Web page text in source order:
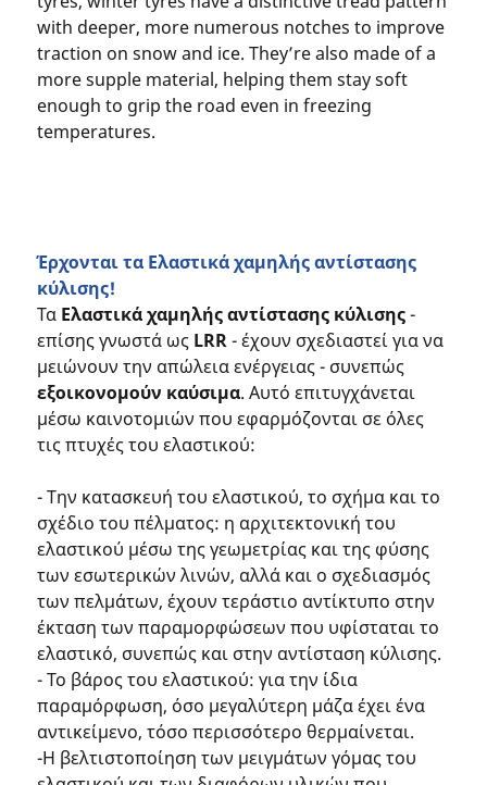
with deeper, more numerous notches to improve
traction on snow and ice. They’re also made of a
more supple material, helping them stay soft
enough to grip the road even in freezing
temperatures.
Έρχονται τα Ελαστικά χαμηλής αντίστασης
κύλισης!
Τα Ελαστικά χαμηλής αντίστασης κύλισης-
επίσης γνωστά ως LRR- έχουν σχεδιαστεί για να
μειώνουν την απώλεια ενέργειας - συνεπώς
εξοικονομούν καύσιμα. Αυτό επιτυγχάνεται
μέσω καινοτομιών που εφαρμόζονται σε όλες
τις πτυχές του ελαστικού:
- Την κατασκευή του ελαστικού, το σχήμα και το
σχέδιο του πέλματος: η αρχιτεκτονική του
ελαστικού μέσω της γεωμετρίας και της φύσης
των εσωτερικών λινών, αλλά και ο σχεδιασμός
των πελμάτων, έχουν τεράστιο αντίκτυπο στην
έκταση των παραμορφώσεων που υφίσταται το
ελαστικό, συνεπώς και στην αντίσταση κύλισης.
- Το βάρος του ελαστικού: για την ίδια
παραμόρφωση, όσο μεγαλύτερη μάζα έχει ένα
αντικείμενο, τόσο περισσότερο θερμαίνεται.
-Η βελτιστοποίηση των μειγμάτων γόμας του